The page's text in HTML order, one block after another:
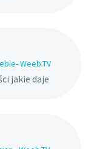
Weeb.TV
jakie daje